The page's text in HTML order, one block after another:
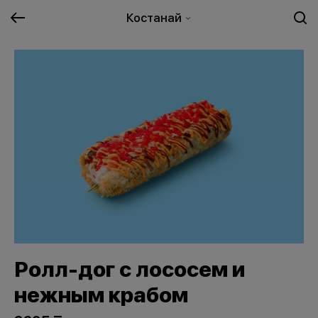
Костанай
Ролл-дог с лососем и
нежным крабом